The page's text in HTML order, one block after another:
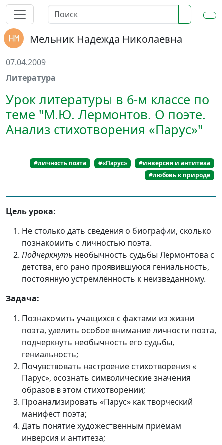
Мельник Надежда Николаевна
07.04.2009
Литература
Урок литературы в 6-м классе по
теме "М.Ю. Лермонтов. О поэте.
Анализ стихотворения «Парус»"
#личность поэта #«Парус»
#инверсия и антитеза
#любовь к природе
Цель урока:
Не столько дать сведения о биографии, сколько
познакомить с личностью поэта.
Подчеркнуть необычность судьбы Лермонтова с
детства, его рано проявившуюся гениальность,
постоянную устремлённость к неизведанному.
Задача:
Познакомить учащихся с фактами из жизни
поэта, уделить особое внимание личности поэта,
подчеркнуть необычность его судьбы,
гениальность;
Почувствовать настроение стихотворения «
Парус», осознать символические значения
образов в этом стихотворении;
Проанализировать «Парус» как творческий
манифест поэта;
Дать понятие художественным приёмам
инверсия и антитеза;